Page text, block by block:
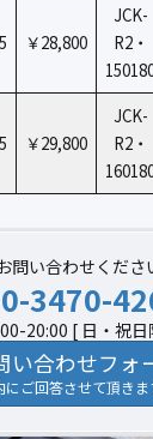
￥28,800
JCK-
R2・
￥29,800
JCK-
R2・
問い合わせくださ
3470-
20:00 [ 日・祝日
い合わせフォ
ご回答させて頂きま